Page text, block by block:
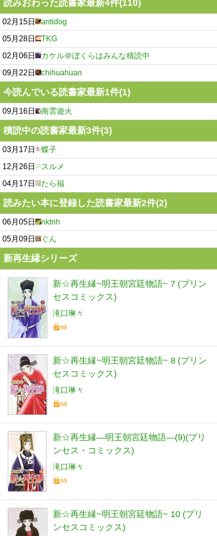
読みおわった読書家最新4件(110)
02月15日 antidog
05月28日 TKG
02月06日 カケル＠ぼくらはみんな積読中
09月22日 chihuahuan
今読んでいる読書家最新1件(1)
09月16日 南雲遊火
積読中の読書家最新3件(3)
03月17日 蝶子
12月26日 スルメ
04月17日 たら福
読みたい本に登録した読書家最新2件(2)
06月05日 nktnh
05月09日 ぐん
新再生縁シリーズ
新☆再生縁~明王朝宮廷物語~ 7 (プリン
セスコミックス)
滝口琳々
98
新☆再生縁~明王朝宮廷物語~ 8 (プリン
セスコミックス)
滝口琳々
68
新☆再生縁―明王朝宮廷物語―(9)(プリ
ンセス・コミックス)
滝口琳々
55
新☆再生縁~明王朝宮廷物語~ 10 (プリ
ンセスコミックス)